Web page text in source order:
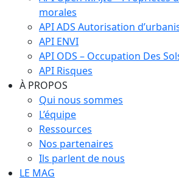
morales
API ADS Autorisation
API ENVI
API ODS – Occupation Des
API Risques
À PROPOS
Qui nous sommes
L’équipe
Ressources
Nos partenaires
Ils parlent de nous
LE MAG